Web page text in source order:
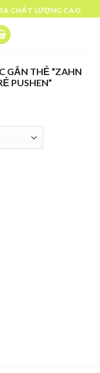
CHẤT LƯỢNG CAO
GẮN THẺ “ZAHN
PUSHEN”